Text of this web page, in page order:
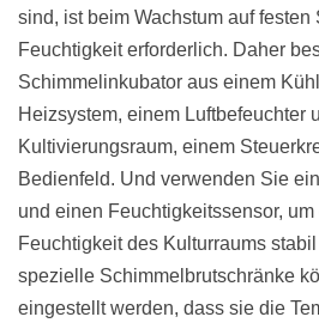
sind, ist beim Wachstum auf festen
Feuchtigkeit erforderlich. Daher
Schimmelinkubator aus einem
Heizsystem, einem Luftbefeuchter
Kultivierungsraum, einem
Bedienfeld. Und verwenden Sie
und einen Feuchtigkeitssensor, um
Feuchtigkeit des Kulturraums
spezielle Schimmelbrutschränke
eingestellt werden, dass sie die